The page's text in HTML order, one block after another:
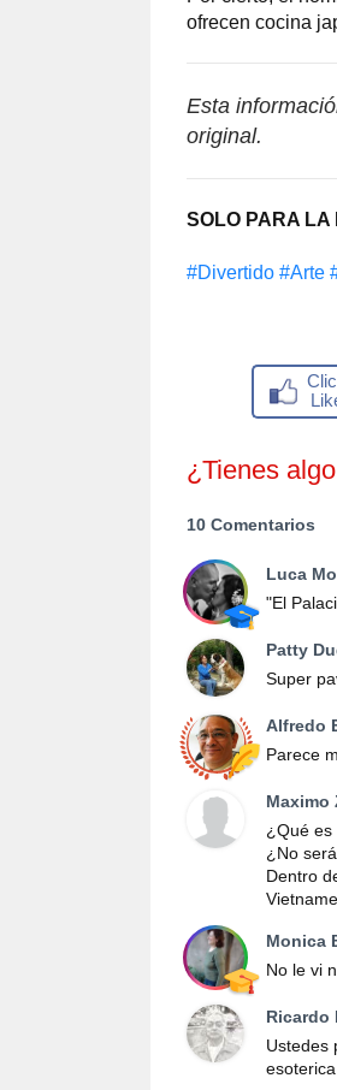
ofrecen cocina
Esta
original.
SOLO PARA LA
#Divertido #Arte
¿Tienes
10 Comentarios
Luca
"El
Patty
Super
Alfredo
Parece
Maximo
¿Qué es
¿No
Dentro
Monica
No le vi
Ricardo
Ustedes